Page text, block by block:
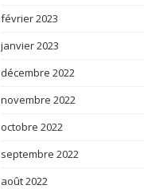
février 2023
janvier 2023
décembre 2022
novembre 2022
octobre 2022
septembre 2022
août 2022